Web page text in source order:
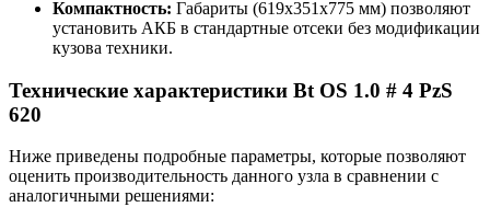
Компактность: Габариты (619x351x775 мм) позволяют
установить АКБ в стандартные отсеки без модификации
кузова техники.
Технические характеристики Bt OS 1.0 # 4 PzS
620
Ниже приведены подробные параметры, которые позволяют
оценить производительность данного узла в сравнении с
аналогичными решениями: